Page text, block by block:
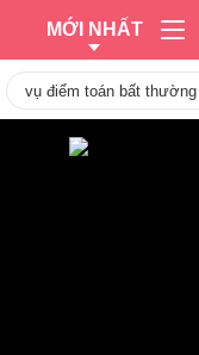
MỚI NHẤT
vụ điểm toán bất